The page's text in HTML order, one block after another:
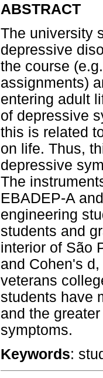
ABSTRACT
The university
depressive
the course
assignments)
entering adult
of depressive
this is related
on life. Thus,
depressive
The
EBADEP-A
engineering
students and
interior of São
and Cohen's
veterans
students have
and the
symptoms.
Keywords: